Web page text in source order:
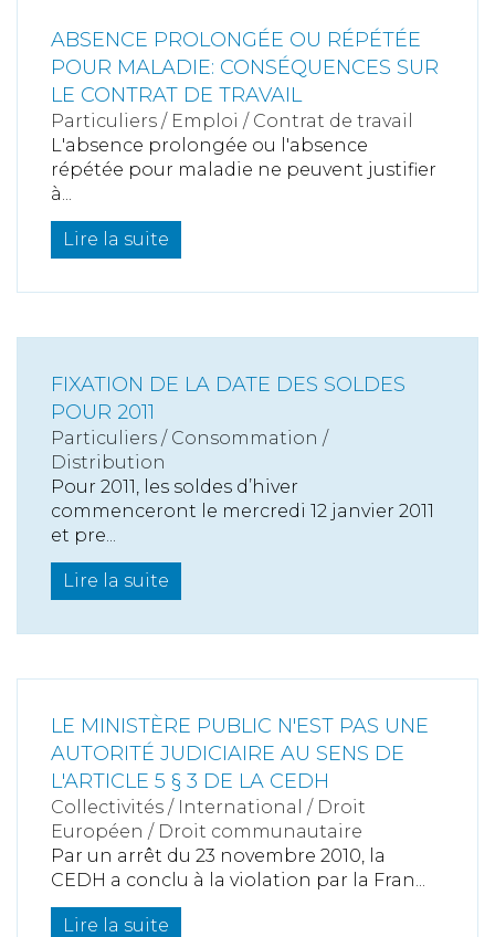
ABSENCE PROLONGÉE OU RÉPÉTÉE
POUR MALADIE: CONSÉQUENCES SUR
LE CONTRAT DE TRAVAIL
Particuliers / Emploi / Contrat de travail
L'absence prolongée ou l'absence
répétée pour maladie ne peuvent justifier
à...
Lire la suite
FIXATION DE LA DATE DES SOLDES
POUR 2011
Particuliers / Consommation /
Distribution
Pour 2011, les soldes d’hiver
commenceront le mercredi 12 janvier 2011
et pre...
Lire la suite
LE MINISTÈRE PUBLIC N'EST PAS UNE
AUTORITÉ JUDICIAIRE AU SENS DE
L'ARTICLE 5 § 3 DE LA CEDH
Collectivités / International / Droit
Européen / Droit communautaire
Par un arrêt du 23 novembre 2010, la
CEDH a conclu à la violation par la Fran...
Lire la suite